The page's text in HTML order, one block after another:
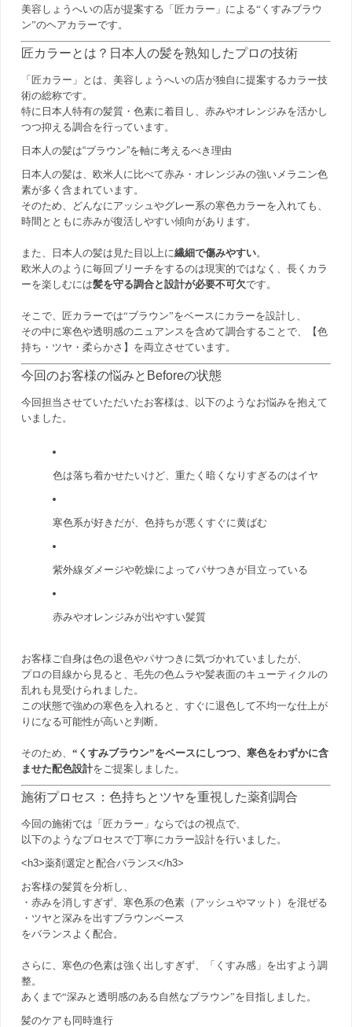
美容しょうへいの店が提案する「匠カラー」による“くすみブラウ
ン”のヘアカラーです。
匠カラーとは？日本人の髪を熟知したプロの技術
「匠カラー」とは、美容しょうへいの店が独自に提案するカラー技
術の総称です。
特に日本人特有の髪質・色素に着目し、赤みやオレンジみを活かし
つつ抑える調合を行っています。
日本人の髪は“ブラウン”を軸に考えるべき理由
日本人の髪は、欧米人に比べて赤み・オレンジみの強いメラニン色
素が多く含まれています。
そのため、どんなにアッシュやグレー系の寒色カラーを入れても、
時間とともに赤みが復活しやすい傾向があります。
また、日本人の髪は見た目以上に繊細で傷みやすい。
欧米人のように毎回ブリーチをするのは現実的ではなく、長くカラ
ーを楽しむには髪を守る調合と設計が必要不可欠です。
そこで、匠カラーでは“ブラウン”をベースにカラーを設計し、
その中に寒色や透明感のニュアンスを含めて調合することで、【色
持ち・ツヤ・柔らかさ】を両立させています。
今回のお客様の悩みとBeforeの状態
今回担当させていただいたお客様は、以下のようなお悩みを抱えて
いました。
色は落ち着かせたいけど、重たく暗くなりすぎるのはイヤ
寒色系が好きだが、色持ちが悪くすぐに黄ばむ
紫外線ダメージや乾燥によってパサつきが目立っている
赤みやオレンジみが出やすい髪質
お客様ご自身は色の退色やパサつきに気づかれていましたが、
プロの目線から見ると、毛先の色ムラや髪表面のキューティクルの
乱れも見受けられました。
この状態で強めの寒色を入れると、すぐに退色して不均一な仕上が
りになる可能性が高いと判断。
そのため、“くすみブラウン”をベースにしつつ、寒色をわずかに含
ませた配色設計をご提案しました。
施術プロセス：色持ちとツヤを重視した薬剤調合
今回の施術では「匠カラー」ならではの視点で、
以下のようなプロセスで丁寧にカラー設計を行いました。
<h3>薬剤選定と配合バランス</h3>
お客様の髪質を分析し、
・赤みを消しすぎず、寒色系の色素（アッシュやマット）を混ぜる
・ツヤと深みを出すブラウンベース
をバランスよく配合。
さらに、寒色の色素は強く出しすぎず、「くすみ感」を出すよう調
整。
あくまで“深みと透明感のある自然なブラウン”を目指しました。
髪のケアも同時進行